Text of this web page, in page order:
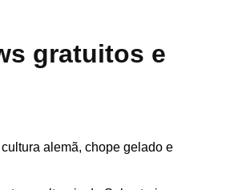
gratuitos e
alemã, chope gelado e